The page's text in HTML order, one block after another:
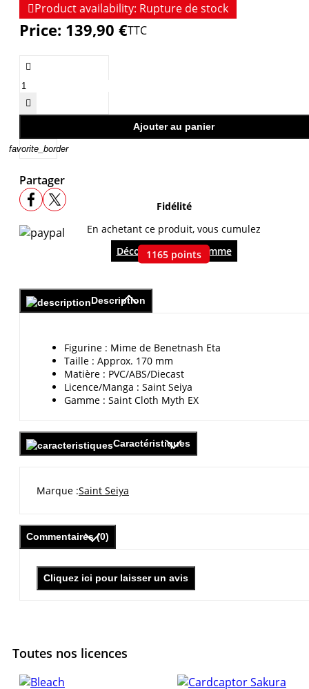
Price: 139,90 €TTC


Ajouter au panier
favorite_border
Product availability: Rupture de stock
Partager
Fidélité
En achetant ce produit, vous cumulez
1165 points
Découvrir le programme
Description
Figurine : Mime de Benetnash Eta
Taille : Approx. 170 mm
Matière : PVC/ABS/Diecast
Licence/Manga : Saint Seiya
Gamme : Saint Cloth Myth EX
Caractéristiques
Marque Saint Seiya
Commentaires (0)
Cliquez ici pour laisser un avis
Toutes nos licences